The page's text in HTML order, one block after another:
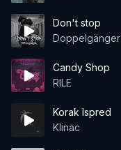
Don't stop
Doppelgänger
Candy Shop
RILE
Korak Ispred
Klinac